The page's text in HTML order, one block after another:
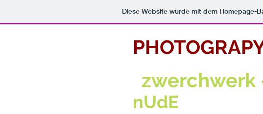
Diese Website wurde mit dem Homepage-
zwerchwerk
nUdE